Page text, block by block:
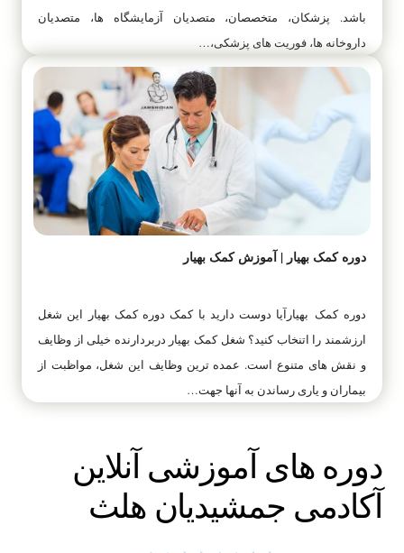
باشد. پزشکان، متخصصان، متصدیان آزمایشگاه ها، متصدیان
داروخانه ها، فوریت های پزشکی،…
دوره کمک بهیار | آموزش کمک بهیار
دوره کمک بهیارآیا دوست دارید با کمک دوره کمک بهیار این شغل
ارزشمند را اتنخاب کنید؟ شغل کمک بهیار دربردارنده خیلی از وظایف
و نقش های متنوع است. عمده ترین وظایف این شغل، مواظبت از
بیماران و یاری رساندن به آنها جهت…
دوره های آموزشی آنلاین
آکادمی جمشیدیان هلث